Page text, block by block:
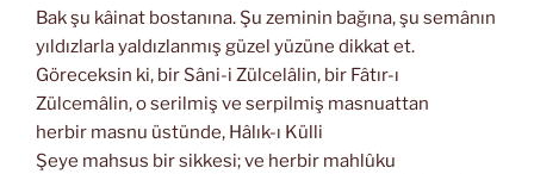
Bak şu kâinat bostanına. Şu zeminin bağına, şu semânın
yıldızlarla yaldızlanmış güzel yüzüne dikkat et.
Göreceksin ki, bir Sâni-i Zülcelâlin, bir Fâtır-ı
Zülcemâlin, o serilmiş ve serpilmiş masnuattan
herbir masnu üstünde, Hâlık-ı Külli
Şeye mahsus bir sikkesi; ve herbir mahlûku